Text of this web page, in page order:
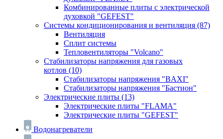
Комбинированные плиты с электрической
духовкой "GEFEST"
Системы кондиционирования и вентиляция (87)
Вентиляция
Сплит системы
Тепловентиляторы "Volcano"
Стабилизаторы напряжения для газовых
котлов (10)
Стабилизаторы напряжения "BAXI"
Стабилизаторы напряжения "Бастион"
Электрические плиты (13)
Электрические плиты "FLAMA"
Электрические плиты "GEFEST"
Водонагреватели